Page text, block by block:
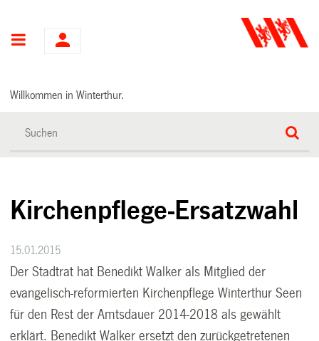
Hauptnavigation
Willkommen in Winterthur.
Kirchenpflege-Ersatzwahl
15.01.2015
Der Stadtrat hat Benedikt Walker als Mitglied der
evangelisch-reformierten Kirchenpflege Winterthur Seen
für den Rest der Amtsdauer 2014-2018 als gewählt
erklärt. Benedikt Walker ersetzt den zurückgetretenen